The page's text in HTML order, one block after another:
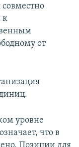
к
от
уровне
что в